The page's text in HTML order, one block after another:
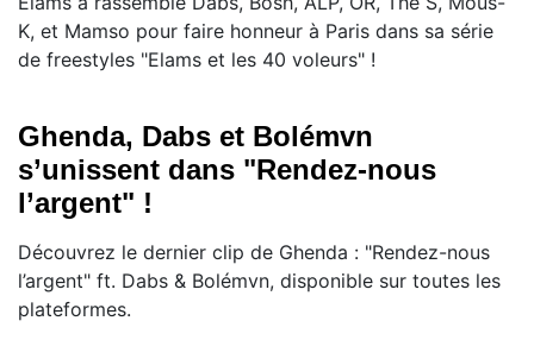
K, et Mamso pour faire honneur à Paris dans sa série
de freestyles "Elams et les 40 voleurs" !
Ghenda, Dabs et Bolémvn
s’unissent dans "Rendez-nous
l’argent" !
Découvrez le dernier clip de Ghenda : "Rendez-nous
l’argent" ft. Dabs & Bolémvn, disponible sur toutes les
plateformes.